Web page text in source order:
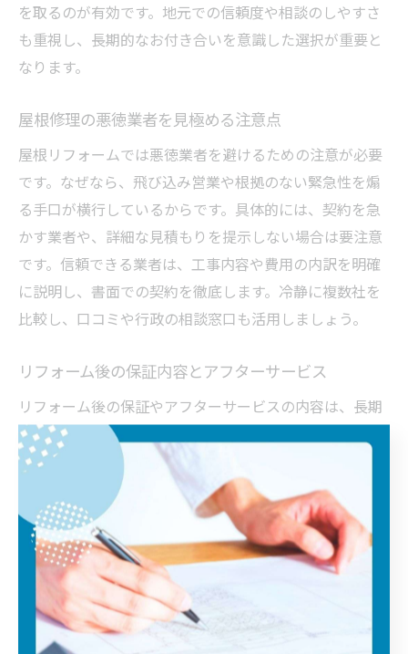
を取るのが有効です。地元での信頼度や相談のしやすさ
も重視し、長期的なお付き合いを意識した選択が重要と
なります。
屋根修理の悪徳業者を見極める注意点
屋根リフォームでは悪徳業者を避けるための注意が必要
です。なぜなら、飛び込み営業や根拠のない緊急性を煽
る手口が横行しているからです。具体的には、契約を急
かす業者や、詳細な見積もりを提示しない場合は要注意
です。信頼できる業者は、工事内容や費用の内訳を明確
に説明し、書面での契約を徹底します。冷静に複数社を
比較し、口コミや行政の相談窓口も活用しましょう。
リフォーム後の保証内容とアフターサービス
リフォーム後の保証やアフターサービスの内容は、長期
的な安心へと直結します。なぜなら、万一の不具合発生
時に迅速な対応が受けられるからです。代表的な保証内
容には、施工保証や屋根材ごとの長期保証があります。
具体的には、保証書の発行や定期点検サービスの有無を
確認しましょう。アフターサービスが充実している業者
は、地域での信頼性も高く、安心して任せられるポイン
トとなります。